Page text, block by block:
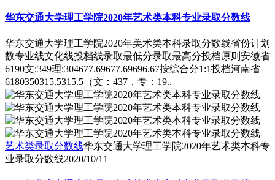
华东交通大学理工学院2020年艺术类本科专业录取分数线
华东交通大学理工学院2020年美术类本科录取分数线省份计划
数专业线文化线投档线录取最低分录取最高分投档原则安徽省
6190文:349理:304677.69677.69696.67按综合分1:1投档河南省
6180350315.5315.5（文：437，专：19..
艺术类录取分数线华东交通大学理工学院2020年艺术类本科专
业录取分数线2020/10/11